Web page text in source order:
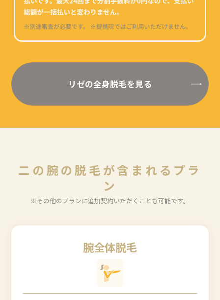
リゼの全身脱毛を見る
二 の 腕の 脱 毛 が含 ま れ る プ ラ
ン
※その他のプランに追加契約いただくことも可能です。
腕全体脱毛